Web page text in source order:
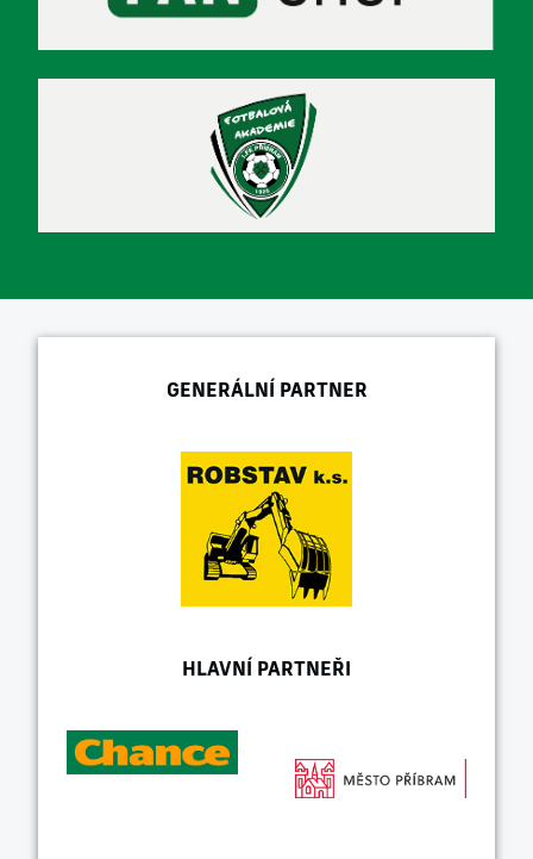
GENERÁLNÍ PARTNER
HLAVNÍ PARTNEŘI